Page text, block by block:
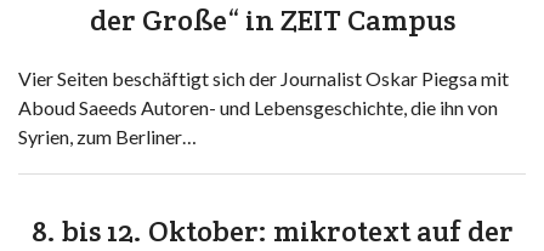
der Große“ in ZEIT Campus
Vier Seiten beschäftigt sich der Journalist Oskar Piegsa mit
Aboud Saeeds Autoren- und Lebensgeschichte, die ihn von
Syrien, zum Berliner…
8. bis 12. Oktober: mikrotext auf der